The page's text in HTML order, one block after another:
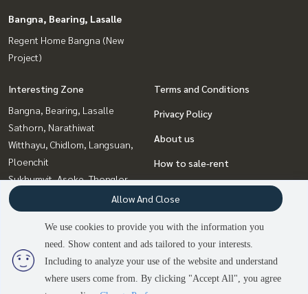
2 people are viewing
Contact us
Bangna, Bearing, Lasalle
Regent Home Bangna (New
Project)
Interesting Zone
Bangna, Bearing, Lasalle
Sathorn, Narathiwat
Witthayu, Chidlom, Langsuan,
Ploenchit
Sukhumvit, Asoke, Thonglor
Siam Paragon
,Chulalongkorn,Samyan
Sapankwai,Jatujak
Rama9, Petchburi, RCA
Terms and Conditions
Privacy Policy
About us
How to sale-rent
Contact
We use cookies to provide you with the information you
need. Show content and ads tailored to your interests.
Including to analyze your use of the website and understand
where users come from. By clicking "Accept All", you agree
Allow And Close